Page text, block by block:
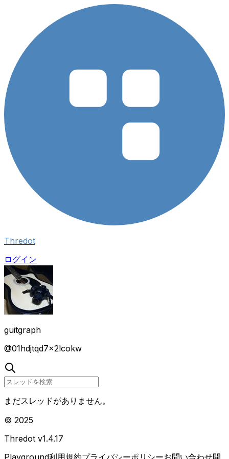
Thredot
ログイン
guitgraph
@01hdjtqd7x2lcokw
まだスレッドがありません。
© 2025
Thredot v1.4.17
Playground利用規約プライバシーポリシーお問い合わせ開